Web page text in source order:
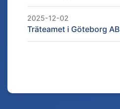
2025-12-02
Träteamet i Göteborg AB